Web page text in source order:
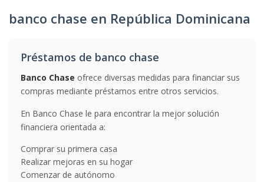
banco chase en República Dominicana
Préstamos de banco chase
Banco Chase ofrece diversas medidas para financiar sus
compras mediante préstamos entre otros servicios.
En Banco Chase le para encontrar la mejor solución
financiera orientada a:
Comprar su primera casa
Realizar mejoras en su hogar
Comenzar de autónomo